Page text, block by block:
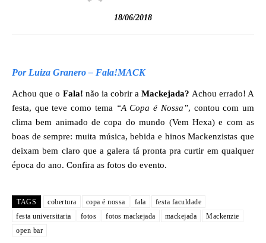
18/06/2018
Por Luiza Granero – Fala!MACK
Achou que o Fala! não ia cobrir aMackejada? Achou errado! A
festa, que teve como tema “A Copa é Nossa”, contou com um
clima bem animado de copa do mundo (Vem Hexa) e com as
boas de sempre: muita música, bebida e hinos Mackenzistas que
deixam bem claro que a galera tá pronta pra curtir em qualquer
época do ano. Confira as fotos do evento.
TAGS cobertura copa é nossa fala
festa faculdade
festa universitaria
fotos fotos mackejada mackejada
Mackenzie
open bar